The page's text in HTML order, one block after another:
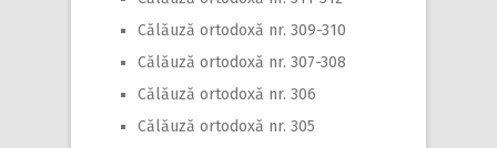
Călăuză ortodoxă nr. 309-310
Călăuză ortodoxă nr. 307-308
Călăuză ortodoxă nr. 306
Călăuză ortodoxă nr. 305